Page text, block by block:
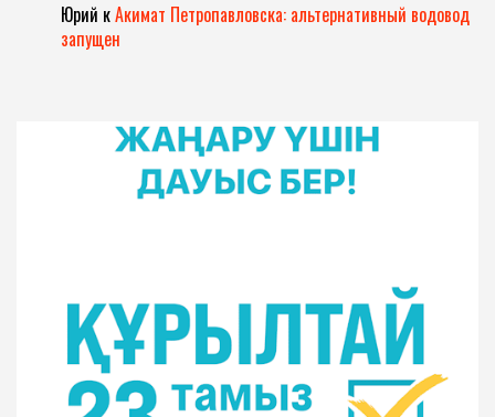
Юрий кАкимат Петропавловска: альтернативный водовод
запущен